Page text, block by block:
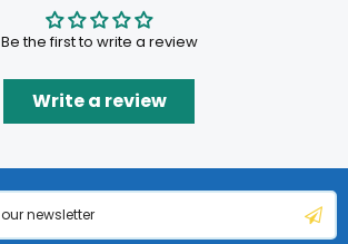
Be the first to write a review
Write a review